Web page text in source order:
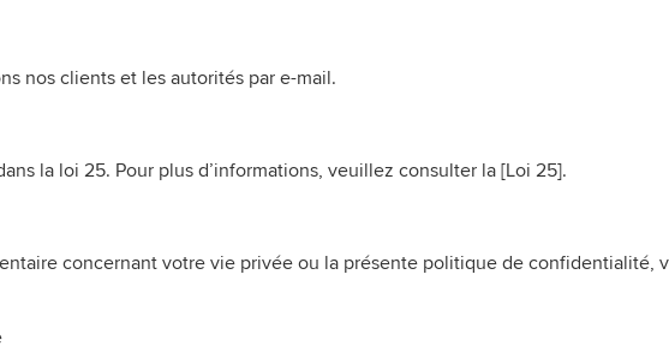
nos clients et les autorités par e-mail.
la loi 25. Pour plus d’informations, veuillez consulter la [Loi 25].
concernant votre vie privée ou la présente politique de confidentialité,